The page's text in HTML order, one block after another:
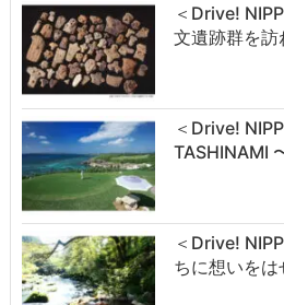
＜Drive!
文遺跡群を訪
＜Drive!
TASHINAMI
＜Drive!
ちに想いを